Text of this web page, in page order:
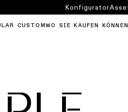
CUSTOM WO SIE KAUFEN KÖNNEN
Konfigurator